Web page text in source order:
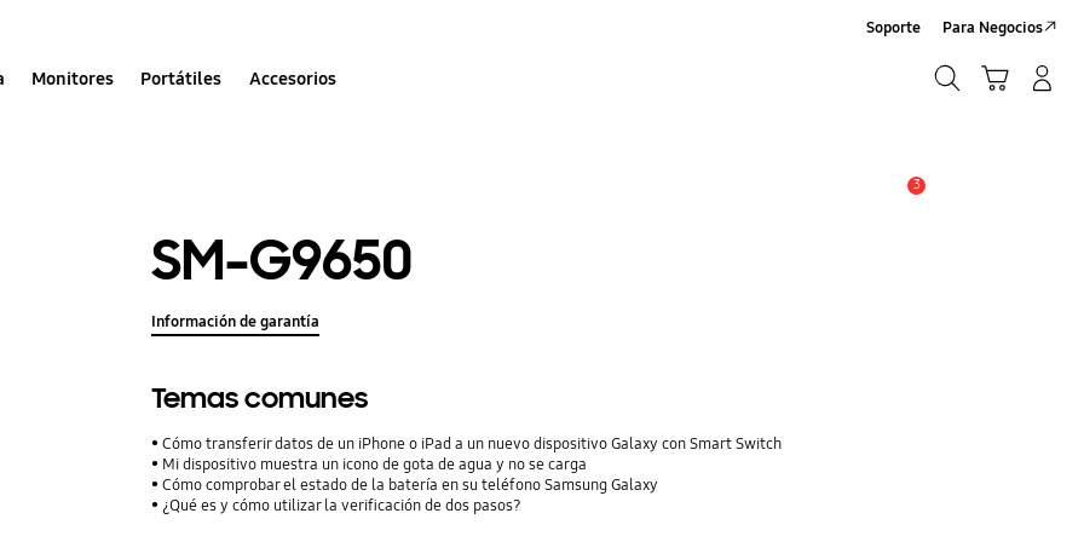
Monitores Portátiles Accesorios
Soporte Para Negocios
3
SM-G9650
Información de garantía
Temas comunes
Cómo transferir datos de un iPhone o iPad a un nuevo dispositivo Galaxy con Smart Switch
Mi dispositivo muestra un icono de gota de agua y no se carga
Cómo comprobar el estado de la batería en su teléfono Samsung Galaxy
¿Qué es y cómo utilizar la verificación de dos pasos?